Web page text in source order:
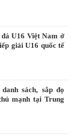
U16 Việt Nam ở
giải U16 quốc tế
sách, sắp đọ
mạnh tại Trung